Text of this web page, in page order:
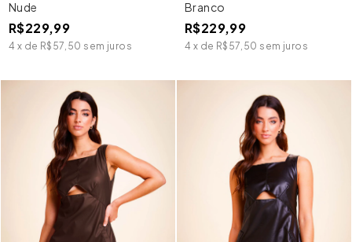
Nude
R$229,99
4 x de R$57,50 sem juros
Branco
R$229,99
4 x de R$57,50 sem juros